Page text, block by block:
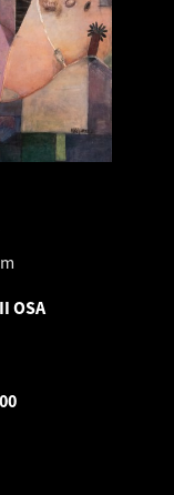
OSA